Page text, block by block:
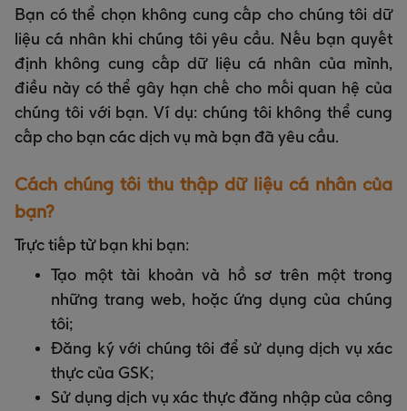
Bạn có thể chọn không cung cấp cho chúng tôi dữ
liệu cá nhân khi chúng tôi yêu cầu. Nếu bạn quyết
định không cung cấp dữ liệu cá nhân của mình,
điều này có thể gây hạn chế cho mối quan hệ của
chúng tôi với bạn. Ví dụ: chúng tôi không thể cung
cấp cho bạn các dịch vụ mà bạn đã yêu cầu.
Cách chúng tôi thu thập dữ liệu cá nhân của
bạn?
Trực tiếp từ bạn khi bạn:
Tạo một tài khoản và hồ sơ trên một trong
những trang web, hoặc ứng dụng của chúng
tôi;
Đăng ký với chúng tôi để sử dụng dịch vụ xác
thực của GSK;
Sử dụng dịch vụ xác thực đăng nhập của công